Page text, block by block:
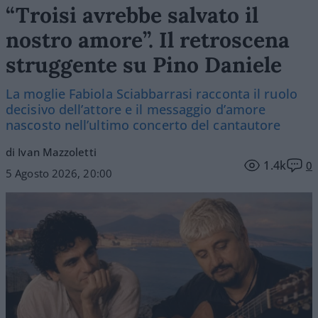
“Troisi avrebbe salvato il
nostro amore”. Il retroscena
struggente su Pino Daniele
La moglie Fabiola Sciabbarrasi racconta il ruolo
decisivo dell’attore e il messaggio d’amore
nascosto nell’ultimo concerto del cantautore
di Ivan Mazzoletti
5 Agosto 2026, 20:00
1.4k 0